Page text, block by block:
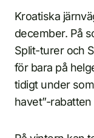
Kroatiska
december. På
Split-turer och
för bara på
tidigt under
havet”-